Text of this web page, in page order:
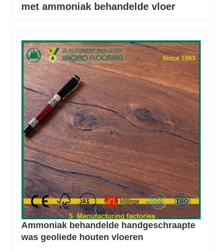
met ammoniak behandelde vloer
Ammoniak behandelde handgeschraapte
was geoliede houten vloeren